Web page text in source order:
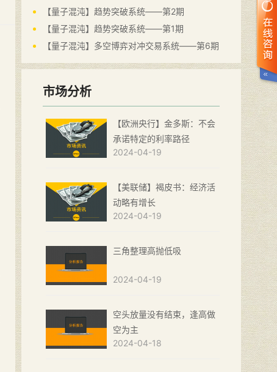
【量子混沌】趋势突破系统——第2期
【量子混沌】趋势突破系统——第1期
【量子混沌】多空博弈对冲交易系统——第6期
市场分析
【欧洲央行】金多斯：不会
承诺特定的利率路径
2024-04-19
【美联储】褐皮书：经济活
动略有增长
2024-04-19
三角整理高抛低吸
2024-04-19
空头放量没有结束，逢高做
空为主
2024-04-18